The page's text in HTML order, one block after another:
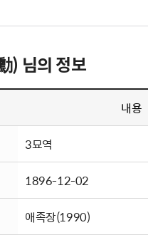
) 님의 정보
내용
3묘역
1896-12-02
애족장(1990)